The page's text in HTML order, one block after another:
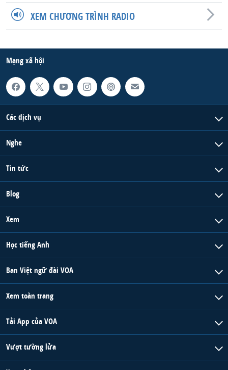
XEM CHƯƠNG TRÌNH RADIO
Mạng xã hội
Các dịch vụ
Nghe
Tin tức
Blog
Xem
Học tiếng Anh
Ban Việt ngữ đài VOA
Xem toàn trang
Tải App của VOA
Vượt tường lửa